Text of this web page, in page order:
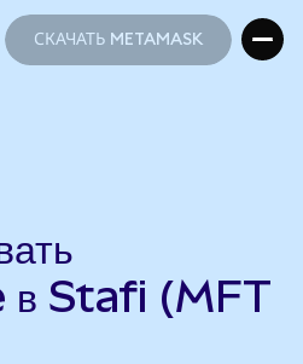
СКАЧАТЬ METAMASK
в Stafi (MFT